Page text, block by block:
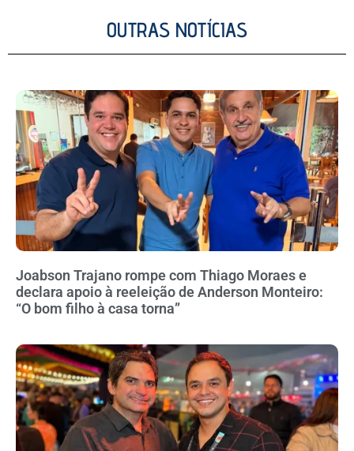
OUTRAS NOTÍCIAS
Joabson Trajano rompe com Thiago Moraes e
declara apoio à reeleição de Anderson Monteiro:
“O bom filho à casa torna”